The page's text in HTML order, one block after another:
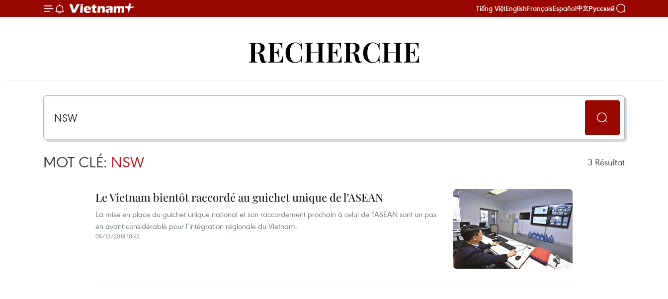
Tiếng ViệtEnglishFrançaisEspañol中文Русский
RECHERCHE
MOT CLÉ: NSW 3 Résultat
Le Vietnam bientôt raccordé au guichet unique de l’ASEAN
La mise en place du guichet unique national et son raccordement prochain à celui de l’ASEAN sont un pas
en avant considérable pour l’intégration régionale du Vietnam.
08/12/2018 10:42